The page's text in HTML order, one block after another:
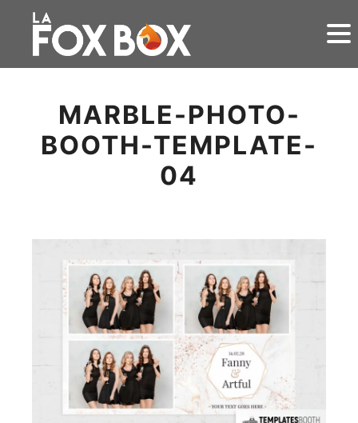
MARBLE-PHOTO-
BOOTH-TEMPLATE-
04